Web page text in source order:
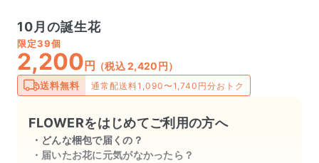
10月の誕生花
限定39個
2,200 円 （税込 2,420円）
送料無料 通常配送料1,090〜1,740円分おトク
FLOWERをはじめてご利用の方へ
どんな梱包で届くの？
届いたお花に元気がなかったら？